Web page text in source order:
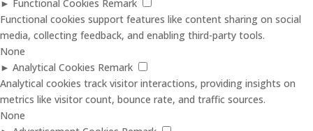
► Functional Cookies Remark
Functional cookies support features like content sharing on social
media, collecting feedback, and enabling third-party tools.
None
► Analytical Cookies Remark
Analytical cookies track visitor interactions, providing insights on
metrics like visitor count, bounce rate, and traffic sources.
None